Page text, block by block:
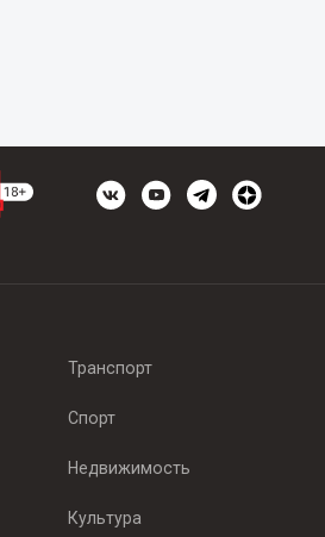
Транспорт
Спорт
Недвижимость
Культура